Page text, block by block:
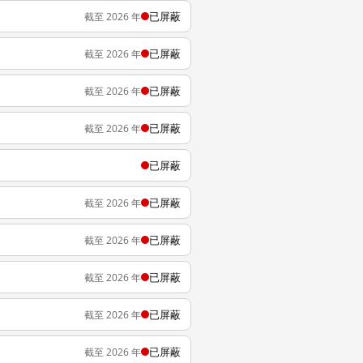
截至 2026 年 已屏蔽
截至 2026 年 已屏蔽
截至 2026 年 已屏蔽
截至 2026 年 已屏蔽
已屏蔽
截至 2026 年 已屏蔽
截至 2026 年 已屏蔽
截至 2026 年 已屏蔽
截至 2026 年 已屏蔽
截至 2026 年 已屏蔽